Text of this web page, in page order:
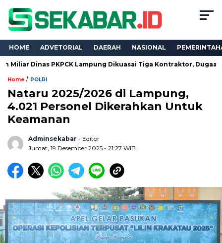
HOME ADVETORIAL DAERAH NASIONAL
PKPCK Lampung Dikuasai Tiga Kontraktor, Dugaan Kualifikasi
Home / POLRI
Nataru 2025/2026 di Lampung,
4.021 Personel Dikerahkan Untuk
Keamanan
Adminsekabar - Editor
Jumat, 19 Desember 2025 - 21:27 WIB